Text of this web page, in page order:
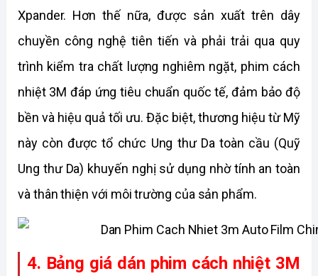
Xpander. Hơn thế nữa, được sản xuất trên dây
chuyền công nghệ tiên tiến và phải trải qua quy
trình kiểm tra chất lượng nghiêm ngặt, phim cách
nhiệt 3M đáp ứng tiêu chuẩn quốc tế, đảm bảo độ
bền và hiệu quả tối ưu. Đặc biệt, thương hiệu từ Mỹ
này còn được tổ chức Ung thư Da toàn cầu (Quỹ
Ung thư Da) khuyến nghị sử dụng nhờ tính an toàn
và thân thiện với môi trường của sản phẩm.
4. Bảng giá dán phim cách nhiệt 3M